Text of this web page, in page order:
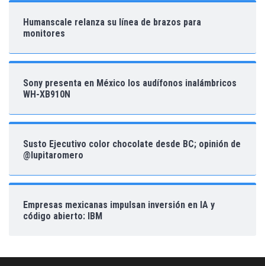
Humanscale relanza su línea de brazos para
monitores
Sony presenta en México los audífonos inalámbricos
WH-XB910N
Susto Ejecutivo color chocolate desde BC; opinión de
@lupitaromero
Empresas mexicanas impulsan inversión en IA y
código abierto: IBM